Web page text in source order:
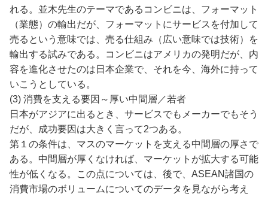
れる。並木先生のテーマであるコンビニは、フォーマット
（業態）の輸出だが、フォーマットにサービスを付加して
売るという意味では、売る仕組み（広い意味では技術）を
輸出する試みである。コンビニはアメリカの発明だが、内
容を進化させたのは日本企業で、それを今、海外に持って
いこうとしている。
(3) 消費を支える要因～厚い中間層／若者
日本がアジアに出るとき、サービスでもメーカーでもそう
だが、成功要因は大きく言って2つある。
第１の条件は、マスのマーケットを支える中間層の厚さで
ある。中間層が厚くなければ、マーケットが拡大する可能
性が低くなる。この点については、後で、ASEAN諸国の
消費市場のボリュームについてのデータを見ながら考え